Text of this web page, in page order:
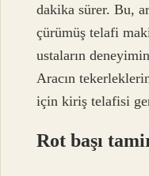
dakika sürer. Bu,
çürümüş telafi
ustaların
Aracın
için kiriş telafisi
Rot başı